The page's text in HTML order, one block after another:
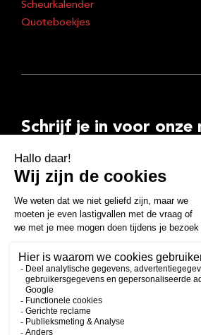
Scheurkalender
Quoteboekjes
Schrijf je in voor onze
E-
mailadres
Inschrijven
FacebookInstagramLinkedInYouTubeSpotify